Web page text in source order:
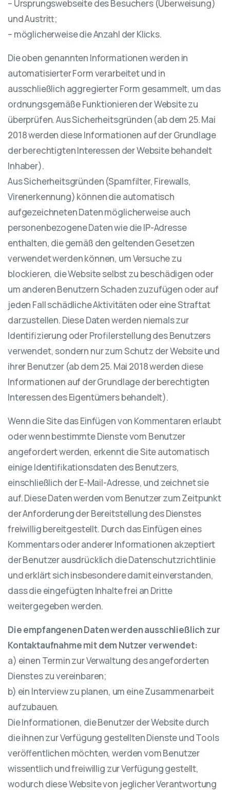
– Ursprungswebseite des Besuchers (Überweisung)
und Austritt;
– möglicherweise die Anzahl der Klicks.
Die oben genannten Informationen werden in
automatisierter Form verarbeitet und in
ausschließlich aggregierter Form gesammelt, um das
ordnungsgemäße Funktionieren der Website zu
überprüfen. Aus Sicherheitsgründen (ab dem 25. Mai
2018 werden diese Informationen auf der Grundlage
der berechtigten Interessen der Website behandelt
Inhaber).
Aus Sicherheitsgründen (Spamfilter, Firewalls,
Virenerkennung) können die automatisch
aufgezeichneten Daten möglicherweise auch
personenbezogene Daten wie die IP-Adresse
enthalten, die gemäß den geltenden Gesetzen
verwendet werden können, um Versuche zu
blockieren, die Website selbst zu beschädigen oder
um anderen Benutzern Schaden zuzufügen oder auf
jeden Fall schädliche Aktivitäten oder eine Straftat
darzustellen. Diese Daten werden niemals zur
Identifizierung oder Profilerstellung des Benutzers
verwendet, sondern nur zum Schutz der Website und
ihrer Benutzer (ab dem 25. Mai 2018 werden diese
Informationen auf der Grundlage der berechtigten
Interessen des Eigentümers behandelt).
Wenn die Site das Einfügen von Kommentaren erlaubt
oder wenn bestimmte Dienste vom Benutzer
angefordert werden, erkennt die Site automatisch
einige Identifikationsdaten des Benutzers,
einschließlich der E-Mail-Adresse, und zeichnet sie
auf. Diese Daten werden vom Benutzer zum Zeitpunkt
der Anforderung der Bereitstellung des Dienstes
freiwillig bereitgestellt. Durch das Einfügen eines
Kommentars oder anderer Informationen akzeptiert
der Benutzer ausdrücklich die Datenschutzrichtlinie
und erklärt sich insbesondere damit einverstanden,
dass die eingefügten Inhalte frei an Dritte
weitergegeben werden.
Die empfangenen Daten werden ausschließlich zur
Kontaktaufnahme mit dem Nutzer verwendet:
a) einen Termin zur Verwaltung des angeforderten
Dienstes zu vereinbaren;
b) ein Interview zu planen, um eine Zusammenarbeit
aufzubauen.
Die Informationen, die Benutzer der Website durch
die ihnen zur Verfügung gestellten Dienste und Tools
veröffentlichen möchten, werden vom Benutzer
wissentlich und freiwillig zur Verfügung gestellt,
wodurch diese Website von jeglicher Verantwortung